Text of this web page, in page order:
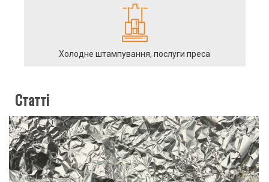
Холодне штампування, послуги преса
Статті